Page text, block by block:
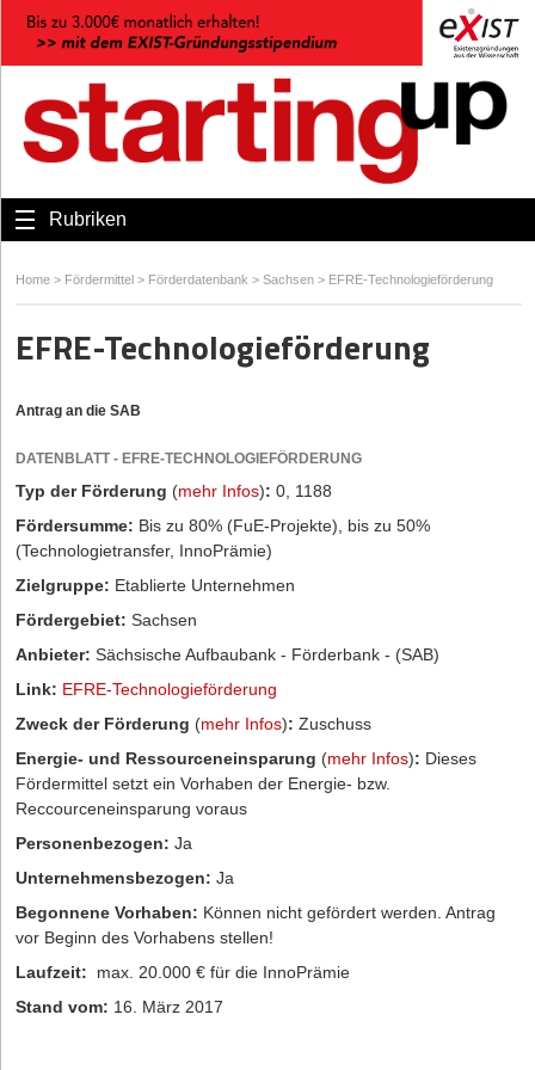
Rubriken
Home > Fördermittel > Förderdatenbank > Sachsen > EFRE-Technologieförderung
EFRE-Technologieförderung
Antrag an die SAB
DATENBLATT - EFRE-TECHNOLOGIEFÖRDERUNG
Typ der Förderung (mehr Infos): 0, 1188
Fördersumme: Bis zu 80% (FuE-Projekte), bis zu 50%
(Technologietransfer, InnoPrämie)
Zielgruppe: Etablierte Unternehmen
Fördergebiet: Sachsen
Anbieter: Sächsische Aufbaubank - Förderbank - (SAB)
Link: EFRE-Technologieförderung
Zweck der Förderung (mehr Infos): Zuschuss
Energie- und Ressourceneinsparung (mehr Infos): Dieses
Fördermittel setzt ein Vorhaben der Energie- bzw.
Reccourceneinsparung voraus
Personenbezogen: Ja
Unternehmensbezogen: Ja
Begonnene Vorhaben: Können nicht gefördert werden. Antrag
vor Beginn des Vorhabens stellen!
Laufzeit: max. 20.000 € für die InnoPrämie
Stand vom: 16. März 2017